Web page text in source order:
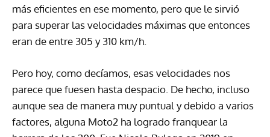
más eficientes en ese momento, pero que le sirvió
para superar las velocidades máximas que entonces
eran de entre 305 y 310 km/h.
Pero hoy, como decíamos, esas velocidades nos
parece que fuesen hasta despacio. De hecho, incluso
aunque sea de manera muy puntual y debido a varios
factores, alguna Moto2 ha logrado franquear la